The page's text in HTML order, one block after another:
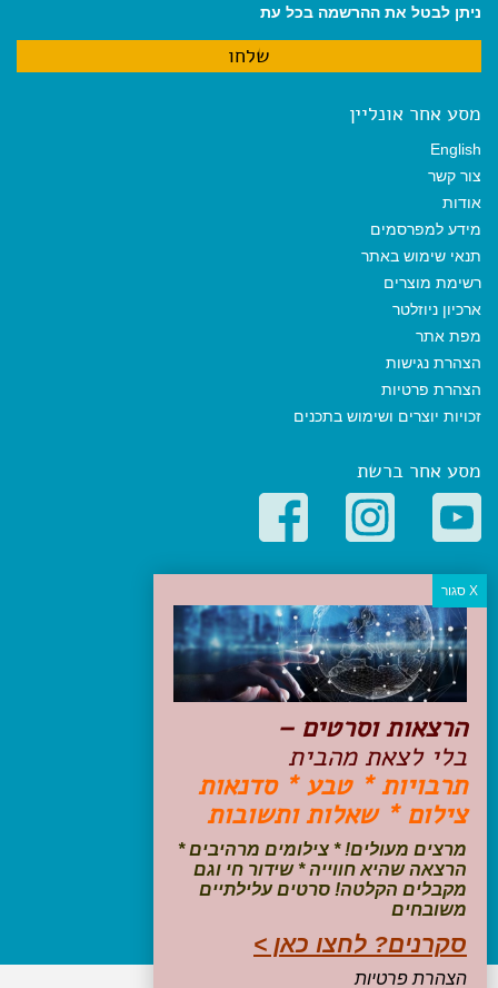
ניתן לבטל את ההרשמה בכל עת
מסע אחר אונליין
English
צור קשר
אודות
מידע למפרסמים
תנאי שימוש באתר
רשימת מוצרים
ארכיון ניוזלטר
מפת אתר
הצהרת נגישות
הצהרת פרטיות
זכויות יוצרים ושימוש בתכנים
מסע אחר ברשת
קטגוריות פופולריות
יעדים
טיולים בישראל
מלונות בוטיק בישראל
טיפים והמלצות
הכנות לנסיעה
טיולי ג'יפים
טיולים עם ילדים
שייט, הפלגות, קרוזים
עקבו אחרינו בפייסבוק
הרצאות וסרטים –
בלי לצאת מהבית
תרבויות * טבע * סדנאות
צילום * שאלות ותשובות
מרצים מעולים! * צילומים מרהיבים *
הרצאה שהיא חווייה * שידור חי וגם
מקבלים הקלטה! סרטים עלילתיים
משובחים
סקרנים? לחצו כאן >
הצהרת פרטיות